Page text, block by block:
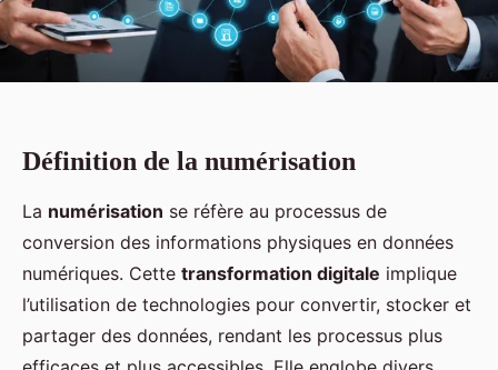
Définition de la numérisation
La numérisation se réfère au processus de
conversion des informations physiques en données
numériques. Cette transformation digitale implique
l’utilisation de technologies pour convertir, stocker et
partager des données, rendant les processus plus